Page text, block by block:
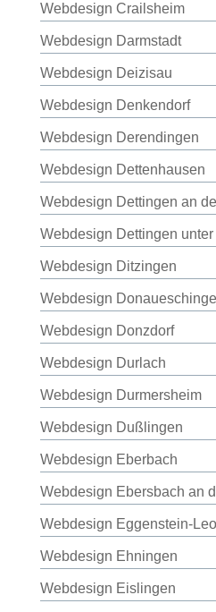
Webdesign Crailsheim
Webdesign Darmstadt
Webdesign Deizisau
Webdesign Denkendorf
Webdesign Derendingen
Webdesign Dettenhausen
Webdesign Dettingen an
Webdesign Dettingen unter
Webdesign Ditzingen
Webdesign
Webdesign Donzdorf
Webdesign Durlach
Webdesign Durmersheim
Webdesign Dußlingen
Webdesign Eberbach
Webdesign Ebersbach an
Webdesign Eggenstein-
Webdesign Ehningen
Webdesign Eislingen